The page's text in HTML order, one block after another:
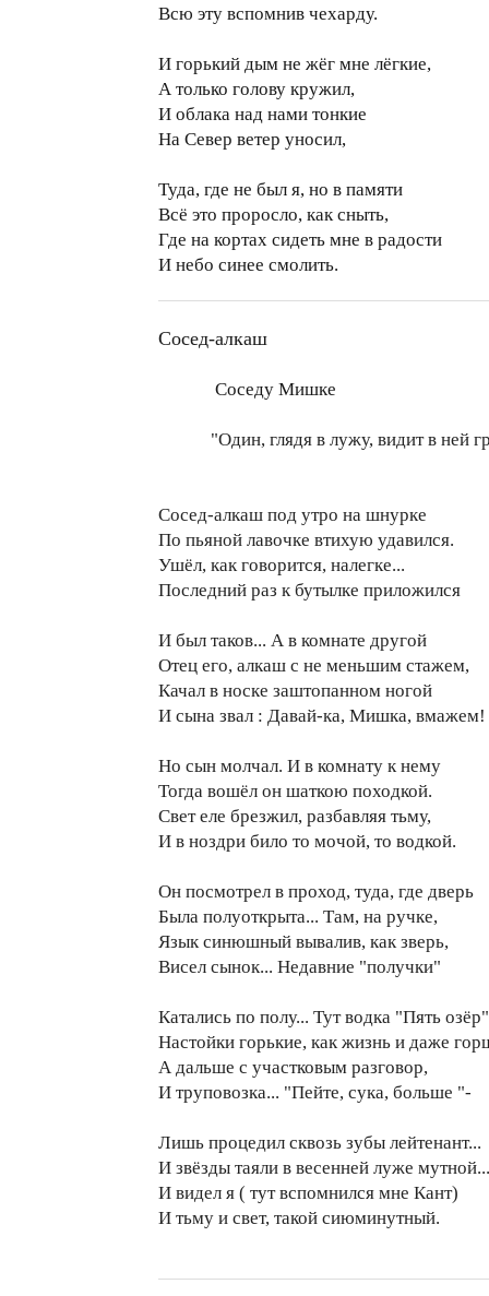
Всю эту вспомнив чехарду.
И горький дым не жёг мне лёгкие,
А только голову кружил,
И облака над нами тонкие
На Север ветер уносил,
Туда, где не был я, но в памяти
Всё это проросло, как сныть,
Где на кортах сидеть мне в радости
И небо синее смолить.
Сосед-алкаш
Соседу Мишке
"Один, глядя в лужу, видит в ней
Сосед-алкаш под утро на шнурке
По пьяной лавочке втихую удавился.
Ушёл, как говорится, налегке...
Последний раз к бутылке приложился
И был таков... А в комнате другой
Отец его, алкаш с не меньшим стажем,
Качал в носке заштопанном ногой
И сына звал : Давай-ка, Мишка, вмажем!
Но сын молчал. И в комнату к нему
Тогда вошёл он шаткою походкой.
Свет еле брезжил, разбавляя тьму,
И в ноздри било то мочой, то водкой.
Он посмотрел в проход, туда, где дверь
Была полуоткрыта... Там, на ручке,
Язык синюшный вывалив, как зверь,
Висел сынок... Недавние "получки"
Катались по полу... Тут водка "Пять
Настойки горькие, как жизнь и даже
А дальше с участковым разговор,
И труповозка... "Пейте, сука, больше "-
Лишь процедил сквозь зубы лейтенант...
И звёзды таяли в весенней луже мутной...
И видел я ( тут вспомнился мне Кант)
И тьму и свет, такой сиюминутный.